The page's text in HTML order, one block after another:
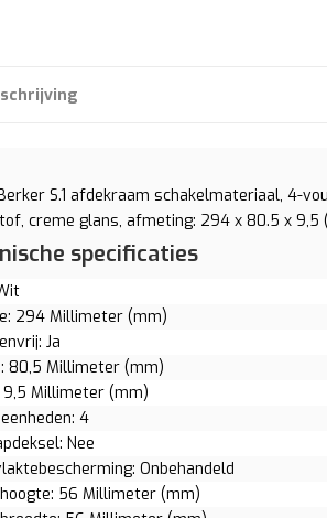
S.1 afdekraam schakelmateriaal, 4-
creme glans, afmeting: 294 x 80.5 x 9,5
specificaties
294 Millimeter (mm)
Ja
80,5 Millimeter (mm)
9,5 Millimeter (mm)
4
Nee
Onbehandeld
56 Millimeter (mm)